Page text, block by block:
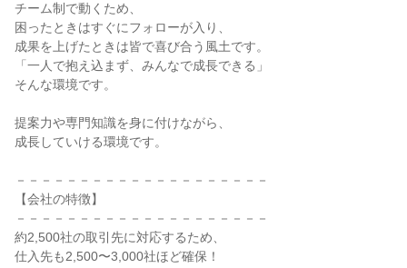
チーム制で動くため、
困ったときはすぐにフォローが入り、
成果を上げたときは皆で喜び合う風土です。
「一人で抱え込まず、みんなで成長できる」
そんな環境です。
提案力や専門知識を身に付けながら、
成長していける環境です。
－－－－－－－－－－－－－－－－－－－－
【会社の特徴】
－－－－－－－－－－－－－－－－－－－－
約2,500社の取引先に対応するため、
仕入先も2,500〜3,000社ほど確保！